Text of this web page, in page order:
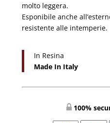
molto leggera.
Esponibile anche
resistente alle intemperie.
In Resina
Made In Italy
100%